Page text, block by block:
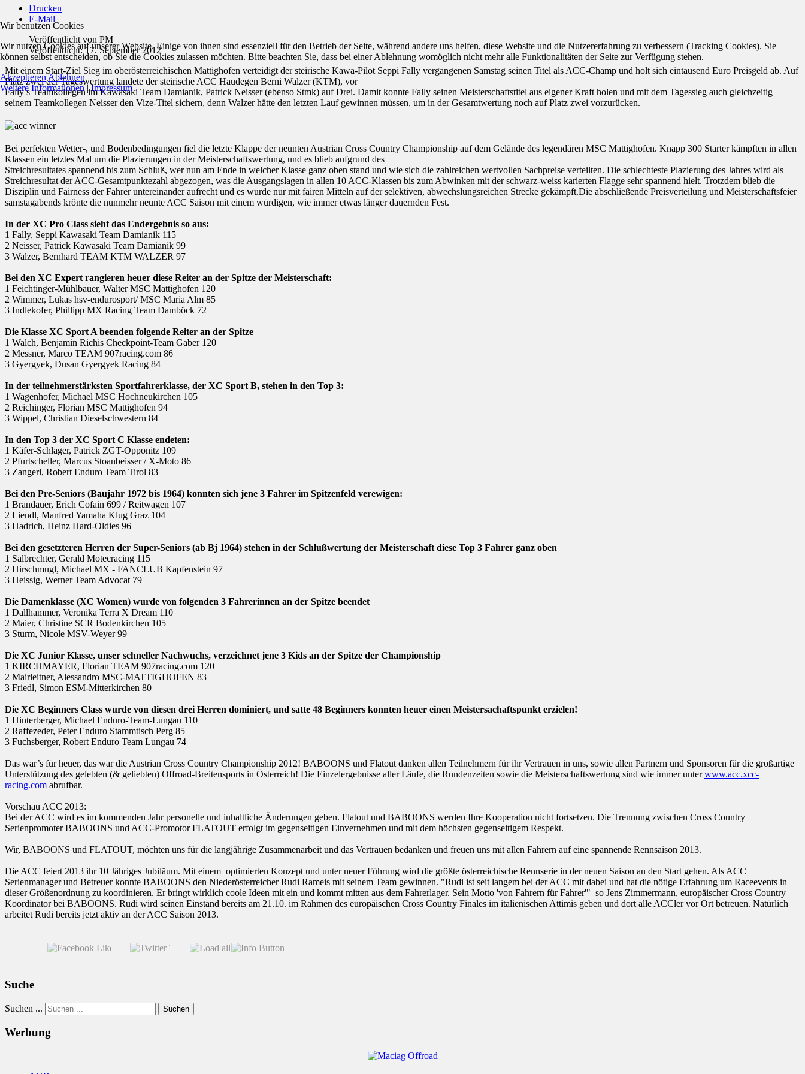
Drucken
E-Mail
Veröffentlicht von PM
Veröffentlicht: 17. September 2012
Mit einem Start-Ziel Sieg im oberösterreichischen Mattighofen verteidigt der steirische Kawa-Pilot Seppi Fally vergangenen Samstag seinen Titel als ACC-Champ und holt sich eintausend Euro Preisgeld ab. Auf
Platz zwei der Tageswertung landete der steirische ACC Haudegen Berni Walzer (KTM), vor
Fally’s Teamkollegen im Kawasaki Team Damianik, Patrick Neisser (ebenso Stmk) auf Drei. Damit konnte Fally seinen Meisterschaftstitel aus eigener Kraft holen und mit dem Tagessieg auch gleichzeitig
seinem Teamkollegen Neisser den Vize-Titel sichern, denn Walzer hätte den letzten Lauf gewinnen müssen, um in der Gesamtwertung noch auf Platz zwei vorzurücken.
Bei perfekten Wetter-, und Bodenbedingungen fiel die letzte Klappe der neunten Austrian Cross Country Championship auf dem Gelände des legendären MSC Mattighofen. Knapp 300 Starter kämpften in allen
Klassen ein letztes Mal um die Plazierungen in der Meisterschaftswertung, und es blieb aufgrund des
Streichresultates spannend bis zum Schluß, wer nun am Ende in welcher Klasse ganz oben stand und wie sich die zahlreichen wertvollen Sachpreise verteilten. Die schlechteste Plazierung des Jahres wird als
Streichresultat der ACC-Gesamtpunktezahl abgezogen, was die Ausgangslagen in allen 10 ACC-Klassen bis zum Abwinken mit der schwarz-weiss karierten Flagge sehr spannend hielt. Trotzdem blieb die
Disziplin und Fairness der Fahrer untereinander aufrecht und es wurde nur mit fairen Mitteln auf der selektiven, abwechslungsreichen Strecke gekämpft.Die abschließende Preisverteilung und Meisterschaftsfeier
samstagabends krönte die nunmehr neunte ACC Saison mit einem würdigen, wie immer etwas länger dauernden Fest.
In der XC Pro Class sieht das Endergebnis so aus:
1 Fally, Seppi Kawasaki Team Damianik 115
2 Neisser, Patrick Kawasaki Team Damianik 99
3 Walzer, Bernhard TEAM KTM WALZER 97
Bei den XC Expert rangieren heuer diese Reiter an der Spitze der Meisterschaft:
1 Feichtinger-Mühlbauer, Walter MSC Mattighofen 120
2 Wimmer, Lukas hsv-endurosport/ MSC Maria Alm 85
3 Indlekofer, Phillipp MX Racing Team Damböck 72
Die Klasse XC Sport A beenden folgende Reiter an der Spitze
1 Walch, Benjamin Richis Checkpoint-Team Gaber 120
2 Messner, Marco TEAM 907racing.com 86
3 Gyergyek, Dusan Gyergyek Racing 84
In der teilnehmerstärksten Sportfahrerklasse, der XC Sport B, stehen in den Top 3:
1 Wagenhofer, Michael MSC Hochneukirchen 105
2 Reichinger, Florian MSC Mattighofen 94
3 Wippel, Christian Dieselschwestern 84
In den Top 3 der XC Sport C Klasse endeten:
1 Käfer-Schlager, Patrick ZGT-Opponitz 109
2 Pfurtscheller, Marcus Stoanbeisser / X-Moto 86
3 Zangerl, Robert Enduro Team Tirol 83
Bei den Pre-Seniors (Baujahr 1972 bis 1964) konnten sich jene 3 Fahrer im Spitzenfeld verewigen:
1 Brandauer, Erich Cofain 699 / Reitwagen 107
2 Liendl, Manfred Yamaha Klug Graz 104
3 Hadrich, Heinz Hard-Oldies 96
Bei den gesetzteren Herren der Super-Seniors (ab Bj 1964) stehen in der Schlußwertung der Meisterschaft diese Top 3 Fahrer ganz oben
1 Salbrechter, Gerald Motecracing 115
2 Hirschmugl, Michael MX - FANCLUB Kapfenstein 97
3 Heissig, Werner Team Advocat 79
Die Damenklasse (XC Women) wurde von folgenden 3 Fahrerinnen an der Spitze beendet
1 Dallhammer, Veronika Terra X Dream 110
2 Maier, Christine SCR Bodenkirchen 105
3 Sturm, Nicole MSV-Weyer 99
Die XC Junior Klasse, unser schneller Nachwuchs, verzeichnet jene 3 Kids an der Spitze der Championship
1 KIRCHMAYER, Florian TEAM 907racing.com 120
2 Mairleitner, Alessandro MSC-MATTIGHOFEN 83
3 Friedl, Simon ESM-Mitterkirchen 80
Die XC Beginners Class wurde von diesen drei Herren dominiert, und satte 48 Beginners konnten heuer einen Meistersachaftspunkt erzielen!
1 Hinterberger, Michael Enduro-Team-Lungau 110
2 Raffezeder, Peter Enduro Stammtisch Perg 85
3 Fuchsberger, Robert Enduro Team Lungau 74
Das war’s für heuer, das war die Austrian Cross Country Championship 2012! BABOONS und Flatout danken allen Teilnehmern für ihr Vertrauen in uns, sowie allen Partnern und Sponsoren für die großartige
Unterstützung des gelebten (& geliebten) Offroad-Breitensports in Österreich! Die Einzelergebnisse aller Läufe, die Rundenzeiten sowie die Meisterschaftswertung sind wie immer unterwww.acc.xcc-
racing.com abrufbar.
Vorschau ACC 2013:
Bei der ACC wird es im kommenden Jahr personelle und inhaltliche Änderungen geben. Flatout und BABOONS werden Ihre Kooperation nicht fortsetzen. Die Trennung zwischen Cross Country
Serienpromoter BABOONS und ACC-Promotor FLATOUT erfolgt im gegenseitigen Einvernehmen und mit dem höchsten gegenseitigem Respekt.
Wir, BABOONS und FLATOUT, möchten uns für die langjährige Zusammenarbeit und das Vertrauen bedanken und freuen uns mit allen Fahrern auf eine spannende Rennsaison 2013.
Die ACC feiert 2013 ihr 10 Jähriges Jubiläum. Mit einem optimierten Konzept und unter neuer Führung wird die größte österreichische Rennserie in der neuen Saison an den Start gehen. Als ACC
Serienmanager und Betreuer konnte BABOONS den Niederösterreicher Rudi Rameis mit seinem Team gewinnen. "Rudi ist seit langem bei der ACC mit dabei und hat die nötige Erfahrung um Raceevents in
dieser Größenordnung zu koordinieren. Er bringt wirklich coole Ideen mit ein und kommt mitten aus dem Fahrerlager. Sein Motto 'von Fahrern für Fahrer'" so Jens Zimmermann, europäischer Cross Country
Koordinator bei BABOONS. Rudi wird seinen Einstand bereits am 21.10. im Rahmen des europäischen Cross Country Finales im italienischen Attimis geben und dort alle ACCler vor Ort betreuen. Natürlich
arbeitet Rudi bereits jetzt aktiv an der ACC Saison 2013.
Suche
Suchen ... Suchen
Werbung
Wir benutzen Cookies
Wir nutzen Cookies auf unserer Website. Einige von ihnen sind essenziell für den Betrieb der Seite, während andere uns helfen, diese Website und die Nutzererfahrung zu verbessern (Tracking Cookies). Sie
können selbst entscheiden, ob Sie die Cookies zulassen möchten. Bitte beachten Sie, dass bei einer Ablehnung womöglich nicht mehr alle Funktionalitäten der Seite zur Verfügung stehen.
Akzeptieren Ablehnen
Weitere Informationen|Impressum